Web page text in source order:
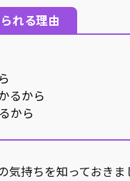
れる理由
るから
から
気持ちを知っておきま